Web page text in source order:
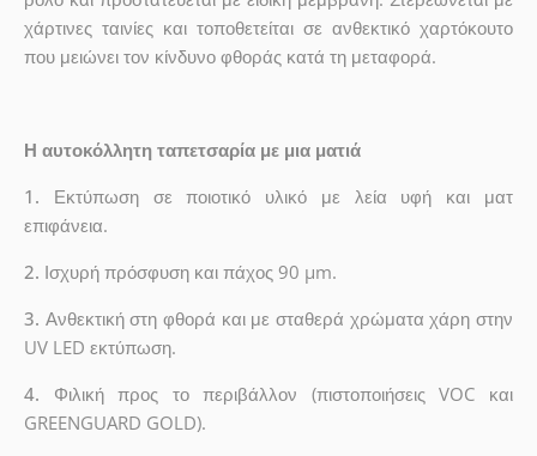
χάρτινες ταινίες και τοποθετείται σε ανθεκτικό χαρτόκουτο
που μειώνει τον κίνδυνο φθοράς κατά τη μεταφορά.
Η αυτοκόλλητη ταπετσαρία με μια ματιά
1. Εκτύπωση σε ποιοτικό υλικό με λεία υφή και ματ
επιφάνεια.
2. Ισχυρή πρόσφυση και πάχος 90 µm.
3. Ανθεκτική στη φθορά και με σταθερά χρώματα χάρη στην
UV LED εκτύπωση.
4. Φιλική προς το περιβάλλον (πιστοποιήσεις VOC και
GREENGUARD GOLD).